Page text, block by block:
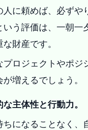
人に頼めば、必ずや
いう評価は、一朝一
な財産です。
プロジェクトやポジ
が増えるでしょう。
な主体性と行動力。
ちになることなく、